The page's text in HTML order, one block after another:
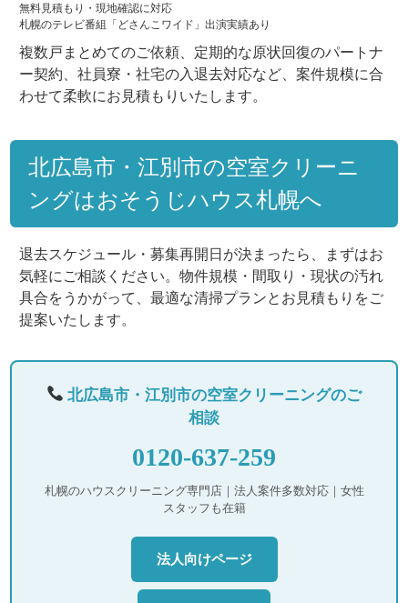
無料見積もり・現地確認に対応
札幌のテレビ番組「どさんこワイド」出演実績あり
複数戸まとめてのご依頼、定期的な原状回復のパートナ
ー契約、社員寮・社宅の入退去対応など、案件規模に合
わせて柔軟にお見積もりいたします。
北広島市・江別市の空室クリーニ
ングはおそうじハウス札幌へ
退去スケジュール・募集再開日が決まったら、まずはお
気軽にご相談ください。物件規模・間取り・現状の汚れ
具合をうかがって、最適な清掃プランとお見積もりをご
提案いたします。
北広島市・江別市の空室クリーニングのご
相談
0120-637-259
札幌のハウスクリーニング専門店｜法人案件多数対応｜女性
スタッフも在籍
法人向けページ